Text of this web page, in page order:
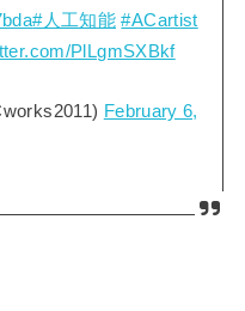
#人工知能 #ACartist
PlLgmSXBkf
February 6,